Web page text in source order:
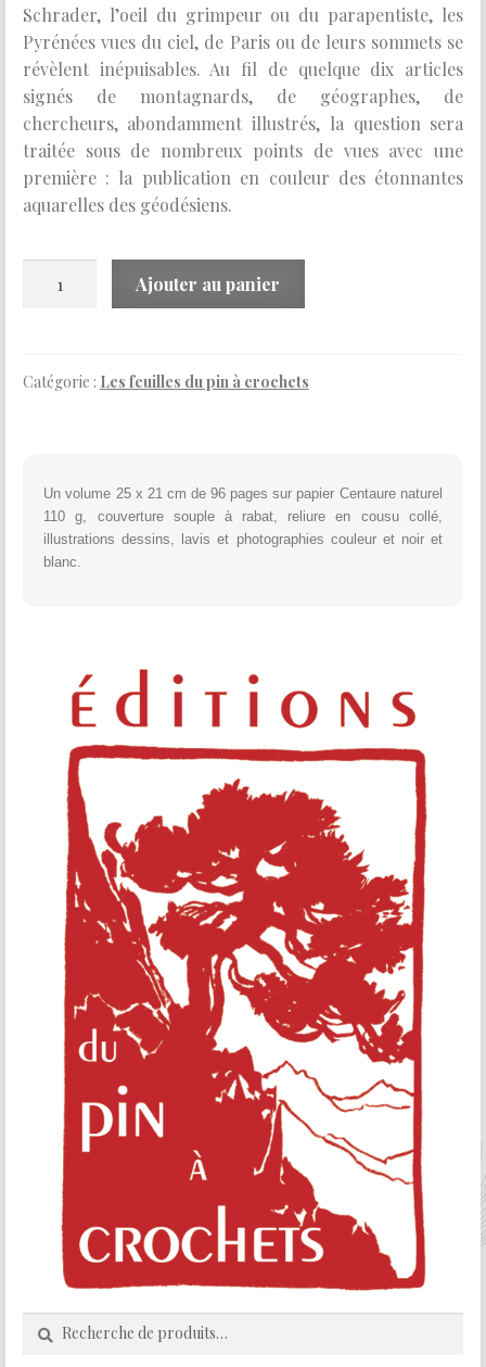
Schrader, l’oeil du grimpeur ou du parapentiste, les
Pyrénées vues du ciel, de Paris ou de leurs sommets se
révèlent inépuisables. Au fil de quelque dix articles
signés de montagnards, de géographes, de
chercheurs, abondamment illustrés, la question sera
traitée sous de nombreux points de vues avec une
première : la publication en couleur des étonnantes
aquarelles des géodésiens.
d’en
Ajouter au panier
Catégorie : Les feuilles du pin à crochets
Un volume 25 x 21 cm de 96 pages sur papier Centaure naturel
110 g, couverture souple à rabat, reliure en cousu collé,
illustrations dessins, lavis et photographies couleur et noir et
blanc.
Recherche
pour :
Recherche